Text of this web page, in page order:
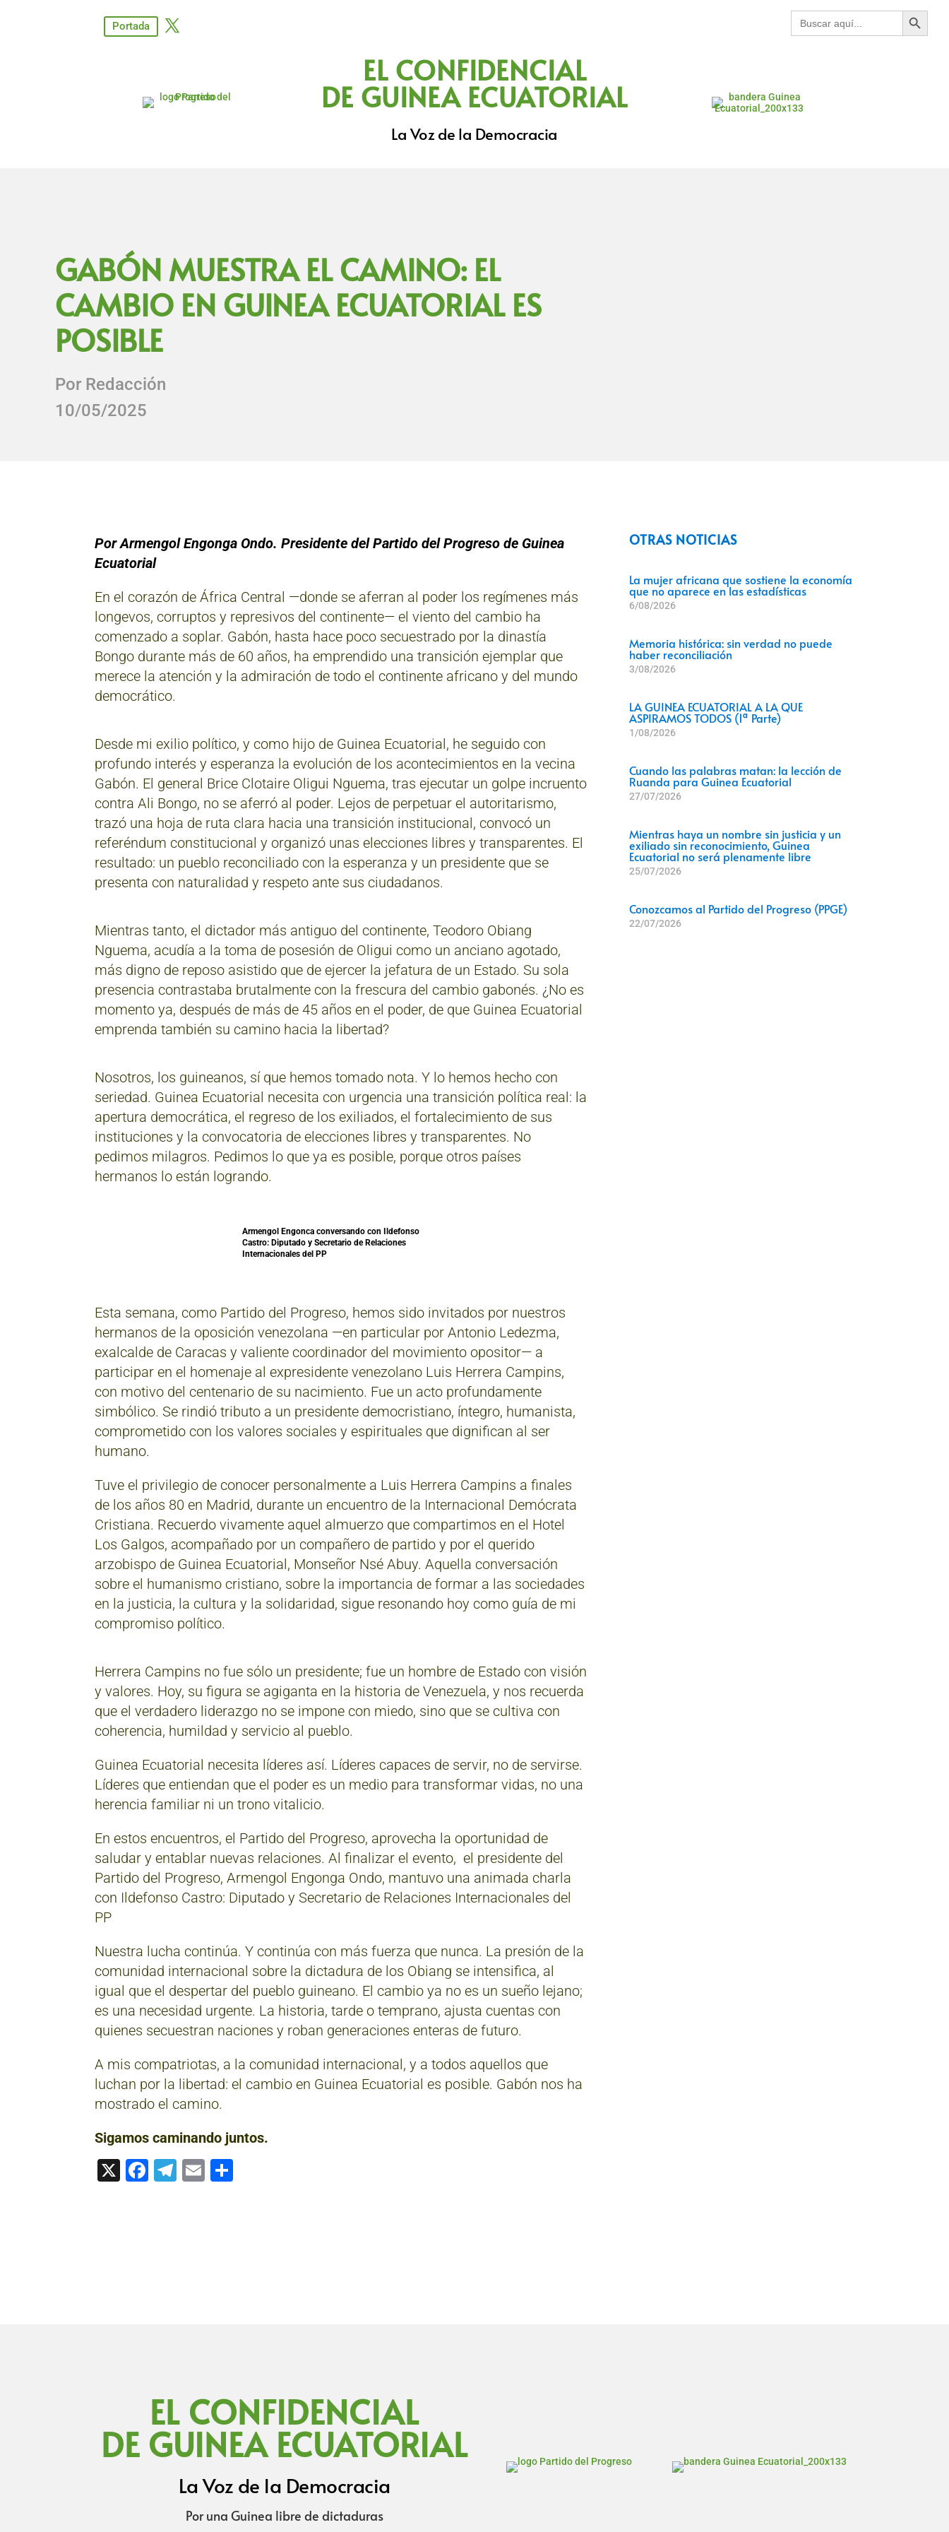
Portada
Buscar: Botón de búsqueda
EL CONFIDENCIAL
DE GUINEA ECUATORIAL
La Voz de la Democracia
GABÓN MUESTRA EL CAMINO: EL
CAMBIO EN GUINEA ECUATORIAL ES
POSIBLE
Por Redacción
10/05/2025
Por Armengol Engonga Ondo. Presidente del Partido del Progreso de Guinea
Ecuatorial
En el corazón de África Central —donde se aferran al poder los regímenes más
longevos, corruptos y represivos del continente— el viento del cambio ha
comenzado a soplar. Gabón, hasta hace poco secuestrado por la dinastía
Bongo durante más de 60 años, ha emprendido una transición ejemplar que
merece la atención y la admiración de todo el continente africano y del mundo
democrático.
Desde mi exilio político, y como hijo de Guinea Ecuatorial, he seguido con
profundo interés y esperanza la evolución de los acontecimientos en la vecina
Gabón. El general Brice Clotaire Oligui Nguema, tras ejecutar un golpe incruento
contra Ali Bongo, no se aferró al poder. Lejos de perpetuar el autoritarismo,
trazó una hoja de ruta clara hacia una transición institucional, convocó un
referéndum constitucional y organizó unas elecciones libres y transparentes. El
resultado: un pueblo reconciliado con la esperanza y un presidente que se
presenta con naturalidad y respeto ante sus ciudadanos.
Mientras tanto, el dictador más antiguo del continente, Teodoro Obiang
Nguema, acudía a la toma de posesión de Oligui como un anciano agotado,
más digno de reposo asistido que de ejercer la jefatura de un Estado. Su sola
presencia contrastaba brutalmente con la frescura del cambio gabonés. ¿No es
momento ya, después de más de 45 años en el poder, de que Guinea Ecuatorial
emprenda también su camino hacia la libertad?
Nosotros, los guineanos, sí que hemos tomado nota. Y lo hemos hecho con
seriedad. Guinea Ecuatorial necesita con urgencia una transición política real: la
apertura democrática, el regreso de los exiliados, el fortalecimiento de sus
instituciones y la convocatoria de elecciones libres y transparentes. No
pedimos milagros. Pedimos lo que ya es posible, porque otros países
hermanos lo están logrando.
Armengol Engonca conversando con Ildefonso
Castro: Diputado y Secretario de Relaciones
Internacionales del PP
Esta semana, como Partido del Progreso, hemos sido invitados por nuestros
hermanos de la oposición venezolana —en particular por Antonio Ledezma,
exalcalde de Caracas y valiente coordinador del movimiento opositor— a
participar en el homenaje al expresidente venezolano Luis Herrera Campins,
con motivo del centenario de su nacimiento. Fue un acto profundamente
simbólico. Se rindió tributo a un presidente democristiano, íntegro, humanista,
comprometido con los valores sociales y espirituales que dignifican al ser
humano.
Tuve el privilegio de conocer personalmente a Luis Herrera Campins a finales
de los años 80 en Madrid, durante un encuentro de la Internacional Demócrata
Cristiana. Recuerdo vivamente aquel almuerzo que compartimos en el Hotel
Los Galgos, acompañado por un compañero de partido y por el querido
arzobispo de Guinea Ecuatorial, Monseñor Nsé Abuy. Aquella conversación
sobre el humanismo cristiano, sobre la importancia de formar a las sociedades
en la justicia, la cultura y la solidaridad, sigue resonando hoy como guía de mi
compromiso político.
Herrera Campins no fue sólo un presidente; fue un hombre de Estado con visión
y valores. Hoy, su figura se agiganta en la historia de Venezuela, y nos recuerda
que el verdadero liderazgo no se impone con miedo, sino que se cultiva con
coherencia, humildad y servicio al pueblo.
Guinea Ecuatorial necesita líderes así. Líderes capaces de servir, no de servirse.
Líderes que entiendan que el poder es un medio para transformar vidas, no una
herencia familiar ni un trono vitalicio.
En estos encuentros, el Partido del Progreso, aprovecha la oportunidad de
saludar y entablar nuevas relaciones. Al finalizar el evento, el presidente del
Partido del Progreso, Armengol Engonga Ondo, mantuvo una animada charla
con Ildefonso Castro: Diputado y Secretario de Relaciones Internacionales del
PP
Nuestra lucha continúa. Y continúa con más fuerza que nunca. La presión de la
comunidad internacional sobre la dictadura de los Obiang se intensifica, al
igual que el despertar del pueblo guineano. El cambio ya no es un sueño lejano;
es una necesidad urgente. La historia, tarde o temprano, ajusta cuentas con
quienes secuestran naciones y roban generaciones enteras de futuro.
A mis compatriotas, a la comunidad internacional, y a todos aquellos que
luchan por la libertad: el cambio en Guinea Ecuatorial es posible. Gabón nos ha
mostrado el camino.
Sigamos caminando juntos.
X Facebook
Telegram
Email
OTRAS NOTICIAS
La mujer africana que sostiene la economía
que no aparece en las estadísticas
6/08/2026
Memoria histórica: sin verdad no puede
haber reconciliación
3/08/2026
LA GUINEA ECUATORIAL A LA QUE
ASPIRAMOS TODOS (1ª Parte)
1/08/2026
Cuando las palabras matan: la lección de
Ruanda para Guinea Ecuatorial
27/07/2026
Mientras haya un nombre sin justicia y un
exiliado sin reconocimiento, Guinea
Ecuatorial no será plenamente libre
25/07/2026
Conozcamos al Partido del Progreso (PPGE)
22/07/2026
EL CONFIDENCIAL
DE GUINEA ECUATORIAL
La Voz de la Democracia
Por una Guinea libre de dictaduras